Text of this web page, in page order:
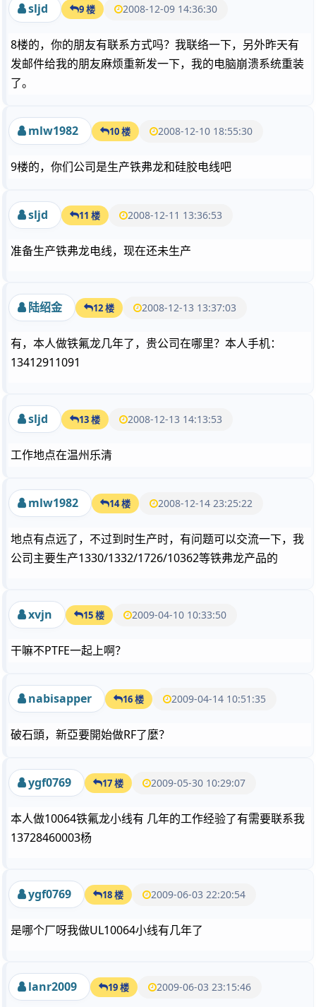
sljd 9 楼 2008-12-09 14:36:30
8楼的，你的朋友有联系方式吗？我联络一下，另外昨天有
发邮件给我的朋友麻烦重新发一下，我的电脑崩溃系统重装
了。
mlw1982 10 楼 2008-12-10 18:55:30
9楼的，你们公司是生产铁弗龙和硅胶电线吧
sljd 11 楼 2008-12-11 13:36:53
准备生产铁弗龙电线，现在还未生产
陆绍金 12 楼 2008-12-13 13:37:03
有，本人做铁氟龙几年了，贵公司在哪里？本人手机：
13412911091
sljd 13 楼 2008-12-13 14:13:53
工作地点在温州乐清
mlw1982 14 楼 2008-12-14 23:25:22
地点有点远了，不过到时生产时，有问题可以交流一下，我
公司主要生产1330/1332/1726/10362等铁弗龙产品的
xvjn 15 楼 2009-04-10 10:33:50
干嘛不PTFE一起上啊？
nabisapper 16 楼 2009-04-14 10:51:35
破石頭，新亞要開始做RF了麼？
ygf0769 17 楼 2009-05-30 10:29:07
本人做10064铁氟龙小线有 几年的工作经验了有需要联系我
13728460003杨
ygf0769 18 楼 2009-06-03 22:20:54
是哪个厂呀我做UL10064小线有几年了
lanr2009 19 楼 2009-06-03 23:15:46